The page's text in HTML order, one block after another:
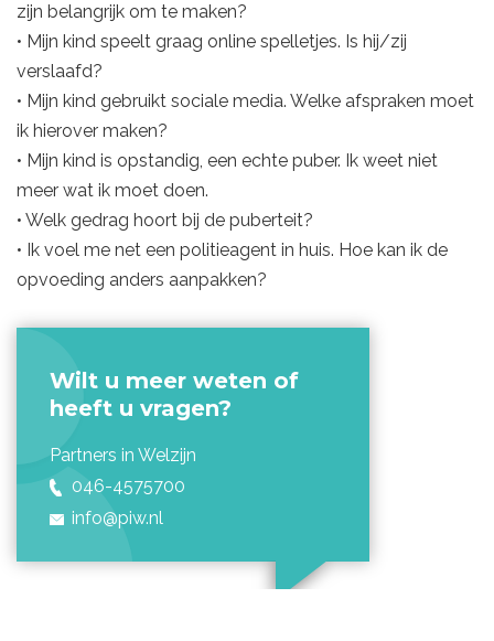
zijn belangrijk om te maken?
• Mijn kind speelt graag online spelletjes. Is hij/zij
verslaafd?
• Mijn kind gebruikt sociale media. Welke afspraken moet
ik hierover maken?
• Mijn kind is opstandig, een echte puber. Ik weet niet
meer wat ik moet doen.
• Welk gedrag hoort bij de puberteit?
• Ik voel me net een politieagent in huis. Hoe kan ik de
opvoeding anders aanpakken?
Wilt u meer weten of
heeft u vragen?
Partners in Welzijn
046-4575700
info@piw.nl